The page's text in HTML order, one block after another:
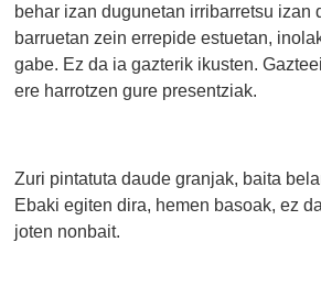
behar izan dugunetan irribarretsu izan
barruetan zein errepide estuetan,
gabe. Ez da ia gazterik ikusten.
ere harrotzen gure presentziak.
Zuri pintatuta daude granjak, baita
Ebaki egiten dira, hemen basoak, ez
joten nonbait.